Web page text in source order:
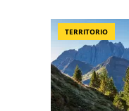
TERRITORIO